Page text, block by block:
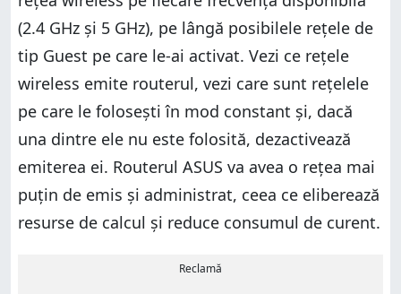
(2.4 GHz și 5 GHz), pe lângă posibilele rețele de
tip Guest pe care le-ai activat. Vezi ce rețele
wireless emite routerul, vezi care sunt rețelele
pe care le folosești în mod constant și, dacă
una dintre ele nu este folosită, dezactivează
emiterea ei. Routerul ASUS va avea o rețea mai
puțin de emis și administrat, ceea ce eliberează
resurse de calcul și reduce consumul de curent.
Reclamă